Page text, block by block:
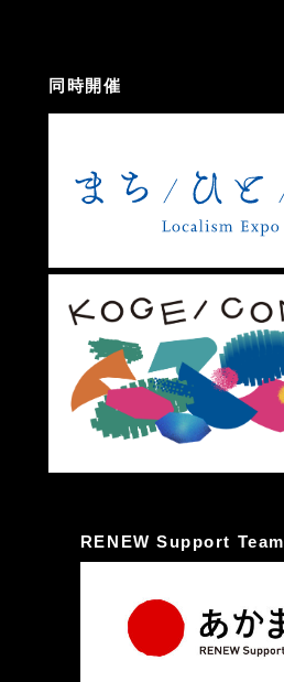
同時開催
RENEW Support Team